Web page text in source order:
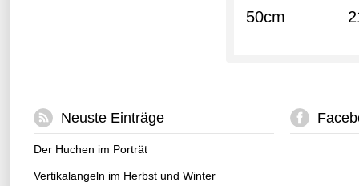
50cm
Neuste Einträge
Der Huchen im Porträt
Vertikalangeln im Herbst und Winter